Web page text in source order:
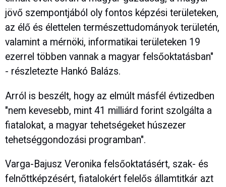
jövő szempontjából oly fontos képzési területeken,
az élő és élettelen természettudományok területén,
valamint a mérnöki, informatikai területeken 19
ezerrel többen vannak a magyar felsőoktatásban"
- részletezte Hankó Balázs.
Arról is beszélt, hogy az elmúlt másfél évtizedben
"nem kevesebb, mint 41 milliárd forint szolgálta a
fiatalokat, a magyar tehetségeket húszezer
tehetséggondozási programban".
Varga-Bajusz Veronika felsőoktatásért, szak- és
felnőttképzésért, fiatalokért felelős államtitkár azt